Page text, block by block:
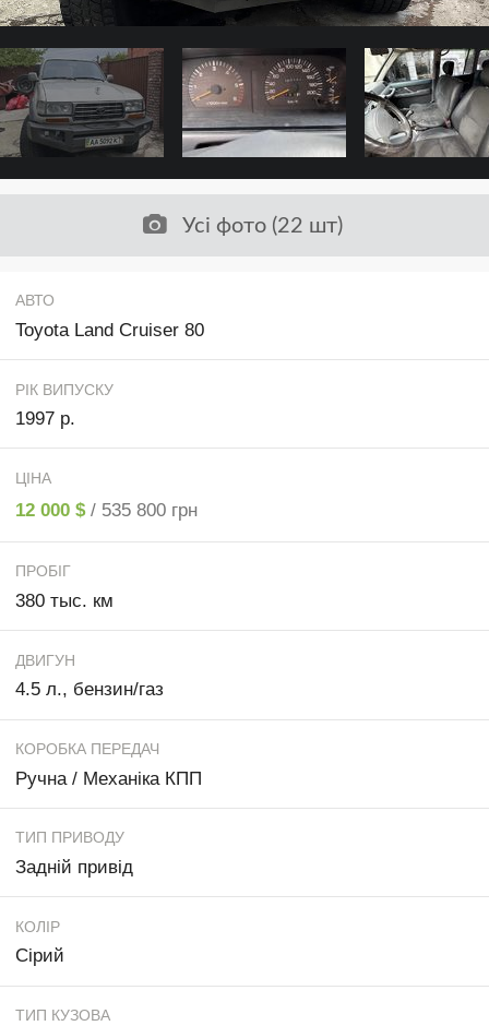
Усі фото (22 шт)
АВТО
Toyota Land Cruiser 80
РІК ВИПУСКУ
1997 р.
ЦІНА
12 000 $ / 535 800 грн
ПРОБІГ
380 тыс. км
ДВИГУН
4.5 л., бензин/газ
КОРОБКА ПЕРЕДАЧ
Ручна / Механіка КПП
ТИП ПРИВОДУ
Задній привід
КОЛІР
Сірий
ТИП КУЗОВА